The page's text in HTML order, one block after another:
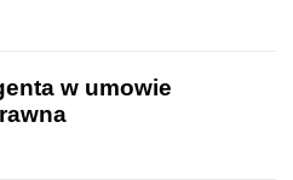
w umowie